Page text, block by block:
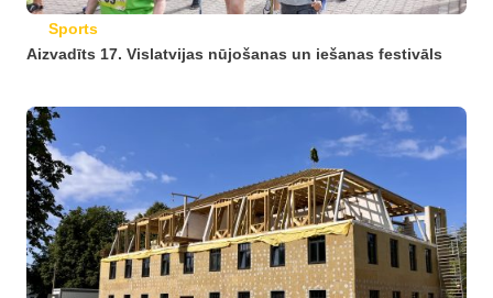
Sports
Aizvadīts 17. Vislatvijas nūjošanas un iešanas festivāls